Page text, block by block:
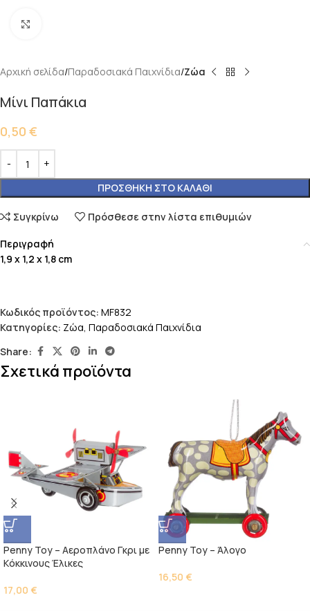
Αρχική σελίδα Παραδοσιακά Παιχνίδια Ζώα
Μίνι Παπάκια
0,50 €
ΠΡΟΣΘΉΚΗ ΣΤΟ ΚΑΛΆΘΙ
Συγκρίνω Πρόσθεσε στην λίστα επιθυμιών
Περιγραφή
1,9 x 1,2 x 1,8 cm
Κωδικός προϊόντος: MF832
Κατηγορίες: Ζώα, Παραδοσιακά Παιχνίδια
Share:
Σχετικά προϊόντα
Penny Toy – Αεροπλάνο Γκρι με
Kόκκινους Έλικες
17,00 €
Penny Toy – Άλογο
16,50 €